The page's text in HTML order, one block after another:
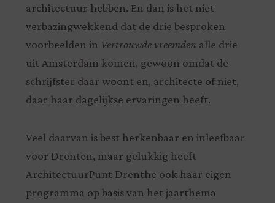
architectuur hebben. En dan is het niet
verbazingwekkend dat de drie besproken
voorbeelden in Vertrouwde vreemden alle drie
uit Amsterdam komen, gewoon omdat de
schrijfster daar woont en, architecte of niet,
daar haar dagelijkse ervaringen heeft.
Veel daarvan is best herkenbaar en inleefbaar
voor Drenten, maar gelukkig heeft
ArchitectuurPunt Drenthe ook haar eigen
programma op basis van het jaarthema